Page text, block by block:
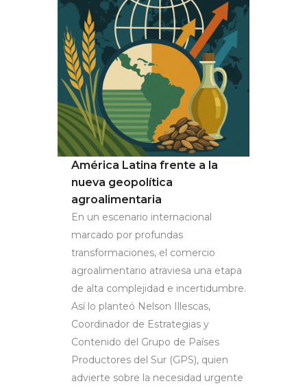
América Latina frente a la
nueva geopolítica
agroalimentaria
En un escenario internacional
marcado por profundas
transformaciones, el comercio
agroalimentario atraviesa una etapa
de alta complejidad e incertidumbre.
Así lo planteó Nelson Illescas,
Coordinador de Estrategias y
Contenido del Grupo de Países
Productores del Sur (GPS), quien
advierte sobre la necesidad urgente